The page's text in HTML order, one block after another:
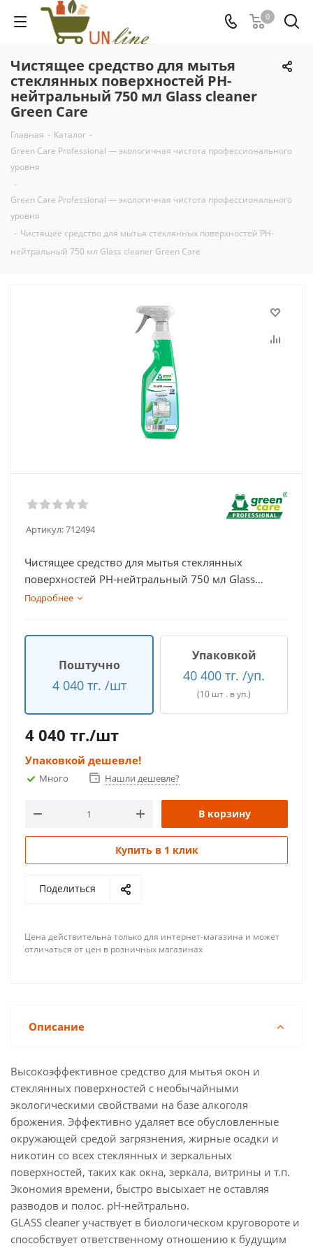
0
Чистящее средство для мытья
стеклянных поверхностей PH-
нейтральный 750 мл Glass cleaner
Green Care
Главная - Каталог -
Green Care Professional — экологичная чистота профессионального
уровня
-
Green Care Professional — экологичная чистота профессионального
уровня
- Чистящее средство для мытья стеклянных поверхностей PH-
нейтральный 750 мл Glass cleaner Green Care
Артикул:712494
Чистящее средство для мытья стеклянных
поверхностей PH-нейтральный 750 мл Glass
cleaner Green Care
Подробнее
Поштучно
4 040 тг. /шт
Упаковкой
40 400 тг. /уп.
(10 шт . в уп.)
4 040 тг./шт
Упаковкой дешевле!
Много Нашли дешевле?
В корзину
Купить в 1 клик
Поделиться
Цена действительна только для интернет-магазина и может
отличаться от цен в розничных магазинах
Описание
Высокоэффективное средство для мытья окон и
стеклянных поверхностей с необычайными
экологическими свойствами на базе алкоголя
брожения. Эффективно удаляет все обусловленные
окружающей средой загрязнения, жирные осадки и
никотин со всех стеклянных и зеркальных
поверхностей, таких как окна, зеркала, витрины и т.п.
Экономия времени, быстро высыхает не оставляя
разводов и полос. pH-нейтрально.
GLASS cleaner участвует в биологическом круговороте и
способствует ответственному отношению к будущим